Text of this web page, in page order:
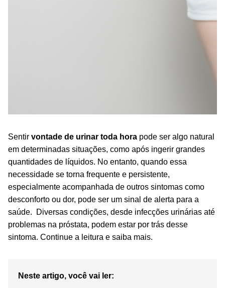
Sentir vontade de urinar toda hora pode ser algo natural
em determinadas situações, como após ingerir grandes
quantidades de líquidos. No entanto, quando essa
necessidade se torna frequente e persistente,
especialmente acompanhada de outros sintomas como
desconforto ou dor, pode ser um sinal de alerta para a
saúde. Diversas condições, desde infecções urinárias até
problemas na próstata, podem estar por trás desse
sintoma. Continue a leitura e saiba mais.
Neste artigo, você vai ler: